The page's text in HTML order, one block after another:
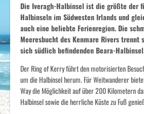
Die Iveragh-Halbinsel ist die größte der
Halbinseln im Südwesten Irlands und
auch eine beliebte Ferienregion. Die
Meeresbucht des Kenmare Rivers trennt
sich südlich befindenden Beara-
Der Ring of Kerry führt den motorisierten
um die Halbinsel herum. Für Weitwanderer
Way die Möglichkeit auf über 200 Kilometern
Halbinsel sowie die herrliche Küste zu Fuß